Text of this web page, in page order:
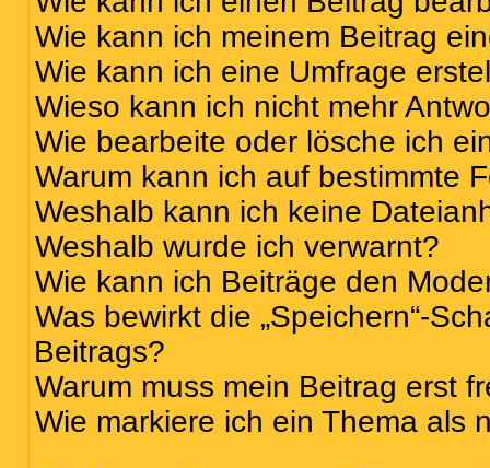
Wie kann ich meinem Beitrag
Wie kann ich eine Umfrage
Wieso kann ich nicht mehr
Wie bearbeite oder lösche ich
Warum kann ich auf bestimmte
Weshalb kann ich keine
Weshalb wurde ich verwarnt?
Wie kann ich Beiträge den
Was bewirkt die „Speichern“-
Beitrags?
Warum muss mein Beitrag erst
Wie markiere ich ein Thema als